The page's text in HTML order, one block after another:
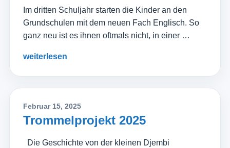
Im dritten Schuljahr starten die Kinder an den
Grundschulen mit dem neuen Fach Englisch. So
ganz neu ist es ihnen oftmals nicht, in einer …
weiterlesen
Februar 15, 2025
Trommelprojekt 2025
Die Geschichte von der kleinen Djembi